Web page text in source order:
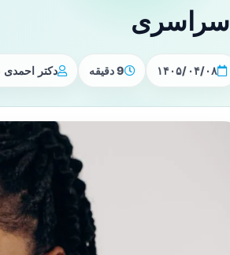
سراسری
۱۴۰۵/۰۴/۰۸ 9 دقیقه دکتر